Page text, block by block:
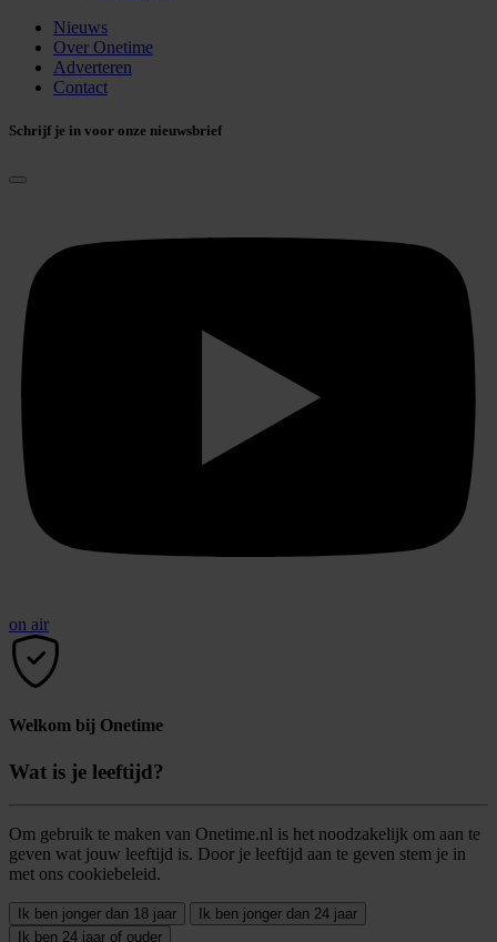
Nieuws
Over Onetime
Adverteren
Contact
Schrijf je in voor onze nieuwsbrief
on air
Welkom bij Onetime
Wat is je leeftijd?
Om gebruik te maken van Onetime.nl is het noodzakelijk om aan te
geven wat jouw leeftijd is. Door je leeftijd aan te geven stem je in
met ons cookiebeleid.
Ik ben jonger dan 18 jaar
Ik ben jonger dan 24 jaar
Ik ben 24 jaar of ouder